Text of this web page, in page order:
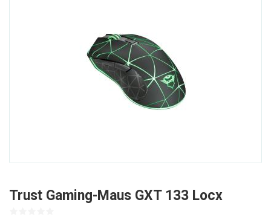
Trust Gaming-Maus GXT 133 Locx